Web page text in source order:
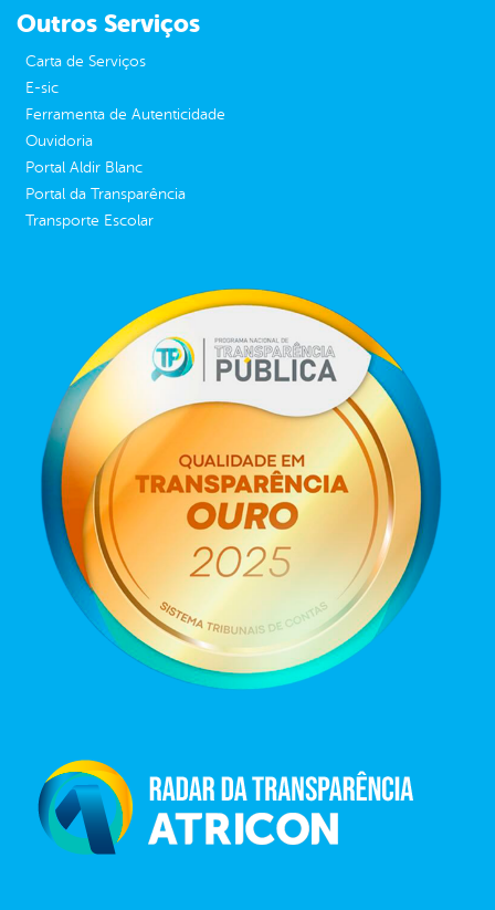
Outros Serviços
Carta de Serviços
E-sic
Ferramenta de Autenticidade
Ouvidoria
Portal Aldir Blanc
Portal da Transparência
Transporte Escolar